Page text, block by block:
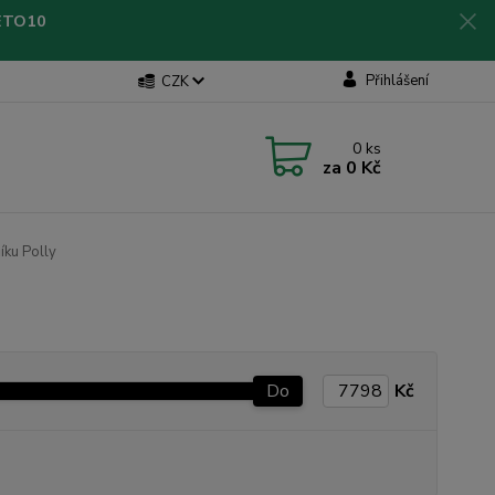
CZK Přihlášení
0 ks
za 0 Kč
Polly
Do Kč